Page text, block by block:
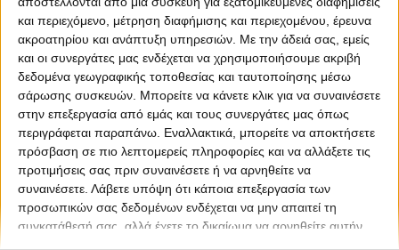
και περιεχόμενο, μέτρηση διαφήμισης και περιεχομένου, έρευνα
ακροατηρίου και ανάπτυξη υπηρεσιών. Με την άδειά σας, εμείς
και οι συνεργάτες μας ενδέχεται να χρησιμοποιήσουμε ακριβή
δεδομένα γεωγραφικής τοποθεσίας και ταυτοποίησης μέσω
σάρωσης συσκευών. Μπορείτε να κάνετε κλικ για να συναινέσετε
στην επεξεργασία από εμάς και τους συνεργάτες μας όπως
περιγράφεται παραπάνω. Εναλλακτικά, μπορείτε να αποκτήσετε
πρόσβαση σε πιο λεπτομερείς πληροφορίες και να αλλάξετε τις
προτιμήσεις σας πριν συναινέσετε ή να αρνηθείτε να
συναινέσετε. Λάβετε υπόψη ότι κάποια επεξεργασία των
προσωπικών σας δεδομένων ενδέχεται να μην απαιτεί τη
συγκατάθεσή σας, αλλά έχετε το δικαίωμα να αρνηθείτε αυτήν